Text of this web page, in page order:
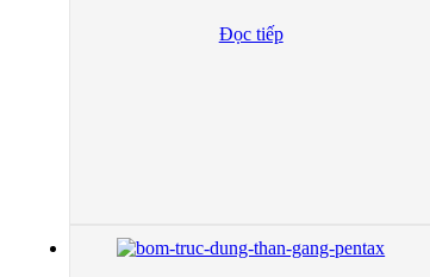
Đọc tiếp